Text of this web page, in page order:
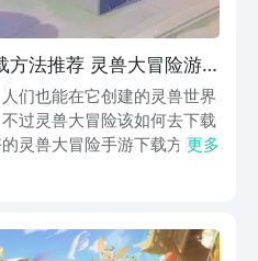
方法推荐 灵兽大冒险游
们也能在它创建的灵兽世界
过灵兽大冒险该如何去下载
灵兽大冒险手游下载方法分
能完成它的下载，令自己也
更多